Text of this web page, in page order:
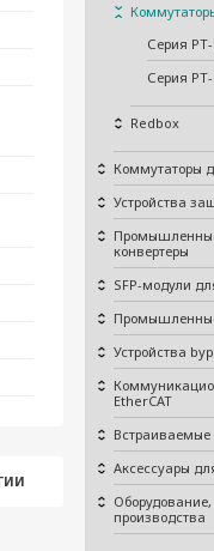
Серия
Серия
Redbox
Коммутаторы
Устройства
конвертеры
SFP-модули
Устройства
EtherCAT
Аксессуары
Оборудование,
производства